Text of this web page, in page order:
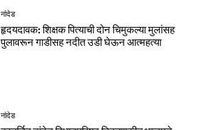
नांदेड
हृदयदावक: शिक्षक पित्याची दोन चिमुकल्या मुलांसह
पुलावरून गाडीसह नदीत उडी घेऊन आत्महत्या
नांदेड